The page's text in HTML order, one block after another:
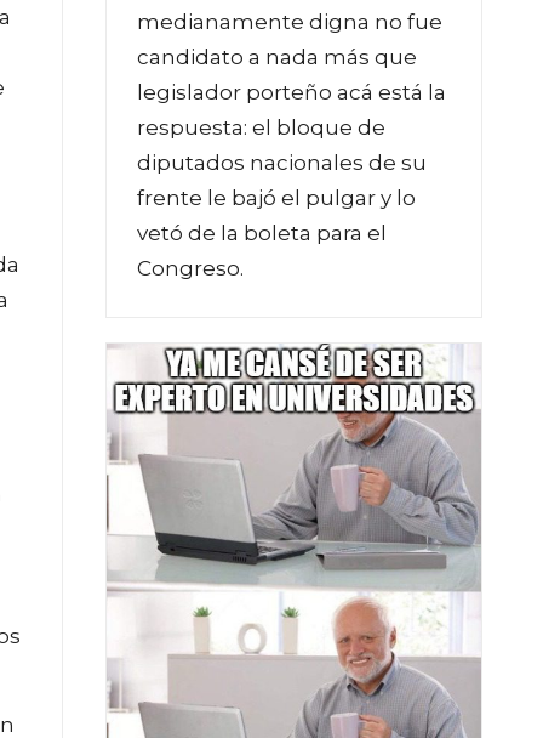
medianamente digna no fue
candidato a nada más que
legislador porteño acá está la
respuesta: el bloque de
diputados nacionales de su
frente le bajó el pulgar y lo
vetó de la boleta para el
Congreso.